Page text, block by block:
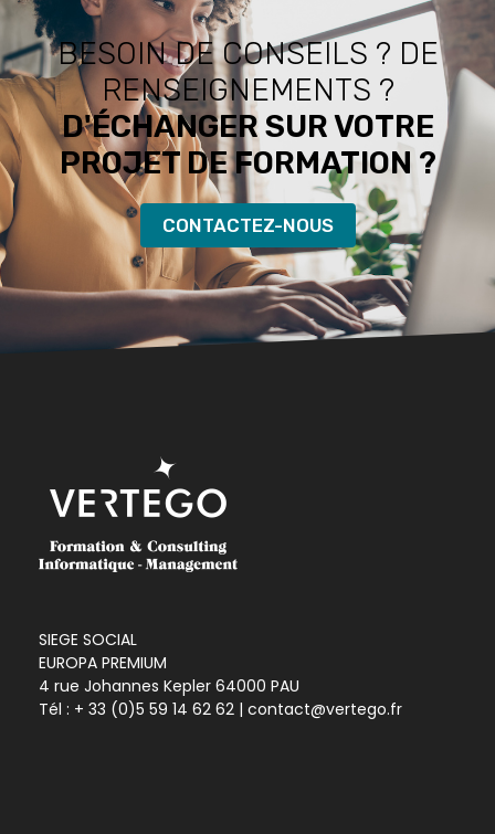
BESOIN DE CONSEILS ? DE
RENSEIGNEMENTS ?
D'ÉCHANGER SUR VOTRE
PROJET DE FORMATION ?
CONTACTEZ-NOUS
SIEGE SOCIAL
EUROPA PREMIUM
4 rue Johannes Kepler 64000 PAU
Tél : + 33 (0)5 59 14 62 62 | contact@vertego.fr